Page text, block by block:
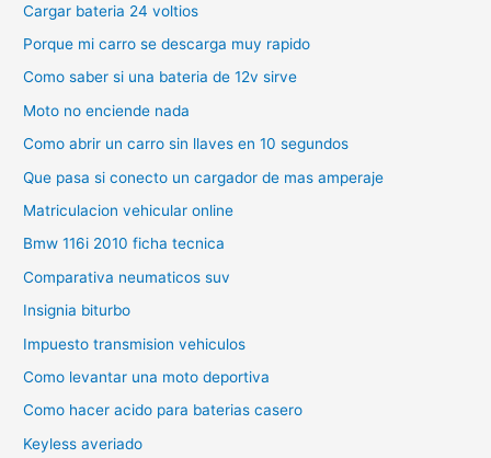
Cargar bateria 24 voltios
Porque mi carro se descarga muy rapido
Como saber si una bateria de 12v sirve
Moto no enciende nada
Como abrir un carro sin llaves en 10 segundos
Que pasa si conecto un cargador de mas amperaje
Matriculacion vehicular online
Bmw 116i 2010 ficha tecnica
Comparativa neumaticos suv
Insignia biturbo
Impuesto transmision vehiculos
Como levantar una moto deportiva
Como hacer acido para baterias casero
Keyless averiado